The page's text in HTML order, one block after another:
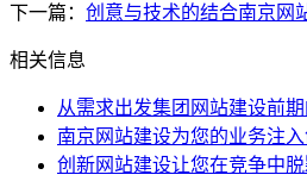
下一篇： 创意与技术的结合南京网
相关信息
从需求出发集团网站建设前
南京网站建设为您的业务注
创新网站建设让您在竞争中